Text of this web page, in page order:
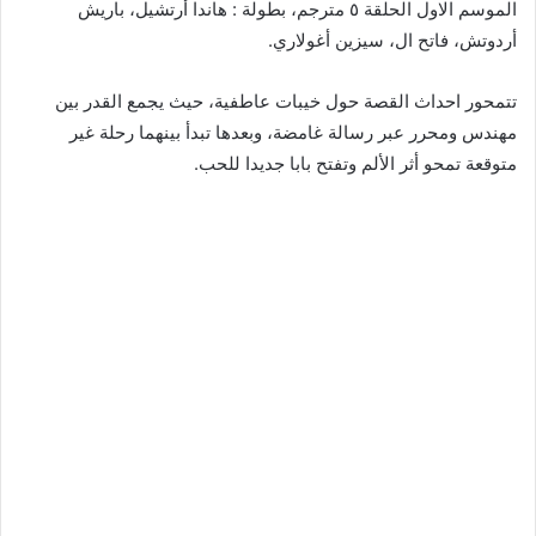
الموسم الاول الحلقة ٥ مترجم، بطولة : هاندا أرتشيل، باريش
أردوتش، فاتح ال، سيزين أغولاري.
تتمحور احداث القصة حول خيبات عاطفية، حيث يجمع القدر بين
مهندس ومحرر عبر رسالة غامضة، وبعدها تبدأ بينهما رحلة غير
متوقعة تمحو أثر الألم وتفتح بابا جديدا للحب.